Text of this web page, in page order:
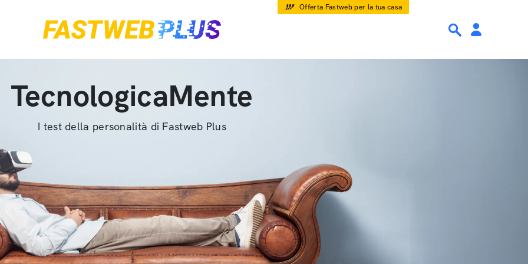
Offerta Fastweb per la tua casa
TecnologicaMente
I test della personalità di Fastweb Plus